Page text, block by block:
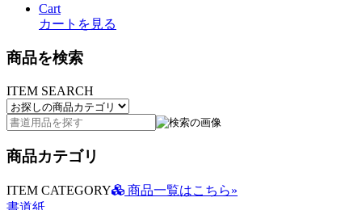
Cart
カートを見る
商品を検索
ITEM SEARCH
商品カテゴリ
ITEM CATEGORY
商品一覧はこちら»
書道紙